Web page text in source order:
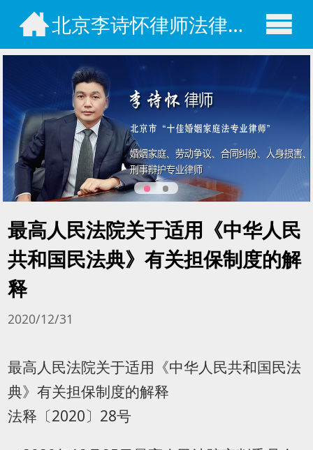
北京李诗怀律师法律咨询网
最高人民法院关于适用《中华人民
共和国民法典》有关担保制度的解
释
2020/12/31
最高人民法院关于适用《中华人民共和国民法
典》有关担保制度的解释
法释〔2020〕28号